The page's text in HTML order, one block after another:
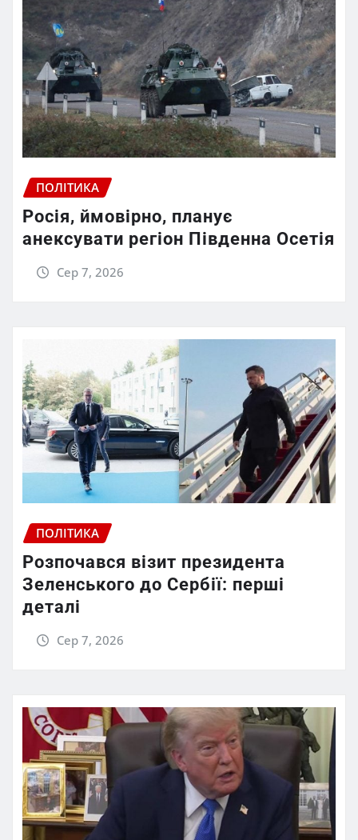
ПОЛІТИКА
Росія, ймовірно, планує
анексувати регіон Південна Осетія
Сер 7, 2026
ПОЛІТИКА
Розпочався візит президента
Зеленського до Сербії: перші
деталі
Сер 7, 2026